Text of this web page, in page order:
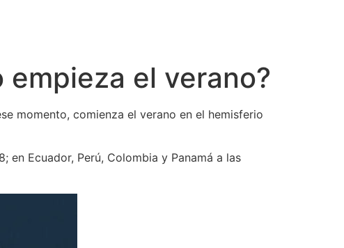
el verano?
momento, comienza el verano en el hemisferio
en Ecuador, Perú, Colombia y Panamá a las